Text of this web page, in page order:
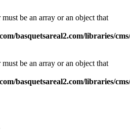
must be an array or an object that
basquetsareal2.com/libraries/
must be an array or an object that
basquetsareal2.com/libraries/